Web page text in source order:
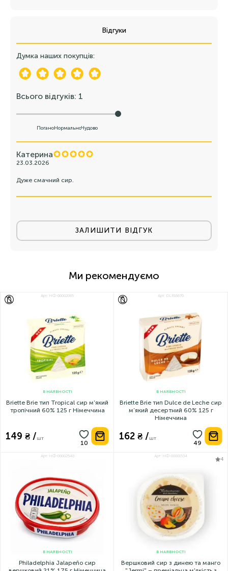
Відгуки
Думка наших покупців:
Всього відгуків: 1
ПоганоНормальноЧудово
Катерина
23.03.2026
Дуже смачний сир.
ЗАЛИШИТИ ВІДГУК
Ми рекомендуємо
БЕЗ ЛАКТОЗИ
Арт: НФ-00002065
В НАЯВНОСТІ
Briette Brie тип Tropical сир м’який
тропічний 60% 125 г Німеччина
149 ₴ /шт
БЕЗ ЛАКТОЗИ
Арт: DLR16670
В НАЯВНОСТІ
Briette Brie тип Dulce de Leche сир
м’який десертний 60% 125 г
Німеччина
162 ₴ /шт
Арт: НФ-00002548
В НАЯВНОСТІ
Philadelphia Jalapeño сир
4
Арт: НФ-00001534
В НАЯВНОСТІ
Вершковий сир з динею та манго